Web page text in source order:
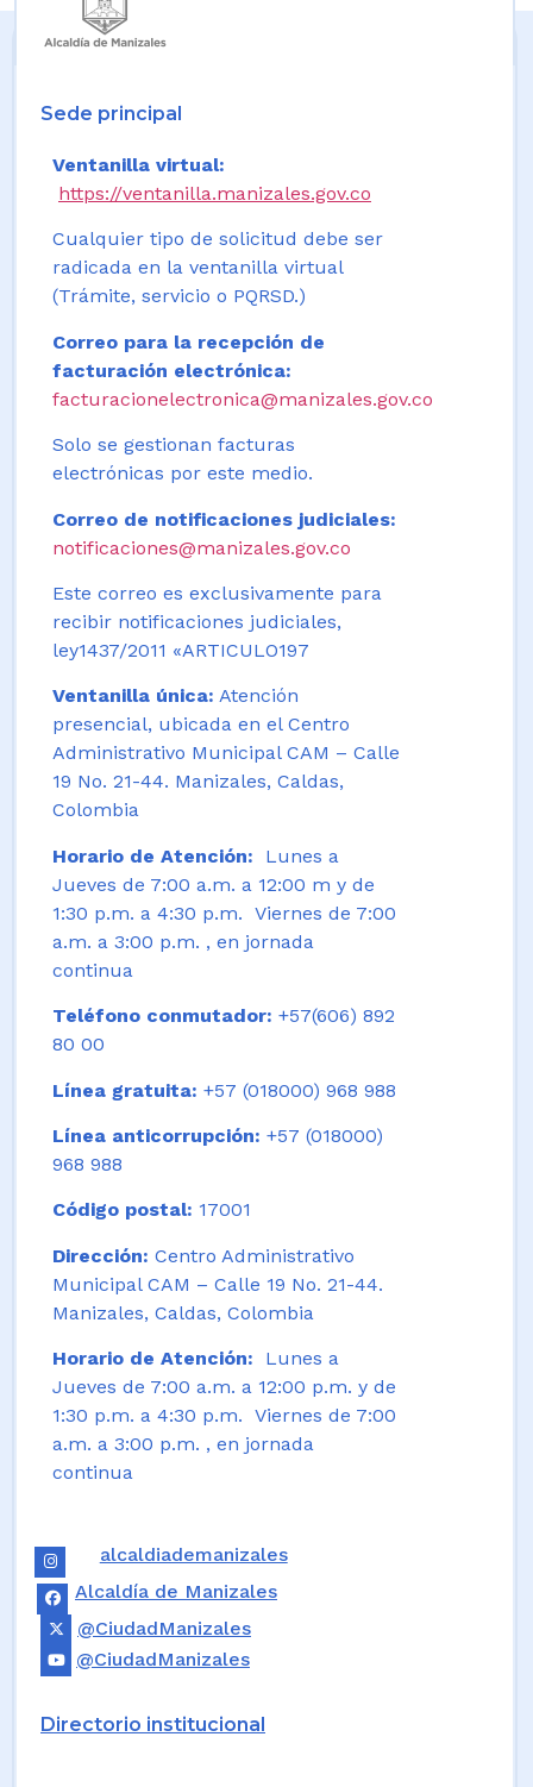
Sede principal
Ventanilla virtual:
https://ventanilla.manizales.gov.co
Cualquier tipo de solicitud debe ser
radicada en la ventanilla virtual
(Trámite, servicio o PQRSD.)
Correo para la recepción de
facturación electrónica:
facturacionelectronica@manizales.gov.co
Solo se gestionan facturas
electrónicas por este medio.
Correo de notificaciones judiciales:
notificaciones@manizales.gov.co
Este correo es exclusivamente para
recibir notificaciones judiciales,
ley1437/2011 «ARTICULO197
Ventanilla única: Atención
presencial, ubicada en el Centro
Administrativo Municipal CAM – Calle
19 No. 21-44. Manizales, Caldas,
Colombia
Horario de Atención:
Lunes a
Jueves de 7:00 a.m. a 12:00 m y de
1:30 p.m. a 4:30 p.m. Viernes de 7:00
a.m. a 3:00 p.m. , en jornada
continua
Teléfono conmutador: +57(606) 892
80 00
Línea gratuita: +57 (018000) 968 988
Línea anticorrupción: +57 (018000)
968 988
Código postal: 17001
Dirección: Centro Administrativo
Municipal CAM – Calle 19 No. 21-44.
Manizales, Caldas, Colombia
Horario de Atención: Lunes a
Jueves de 7:00 a.m. a 12:00 p.m. y de
1:30 p.m. a 4:30 p.m. Viernes de 7:00
a.m. a 3:00 p.m. , en jornada
continua
alcaldiademanizales
Alcaldía de Manizales
@CiudadManizales
@CiudadManizales
Directorio institucional